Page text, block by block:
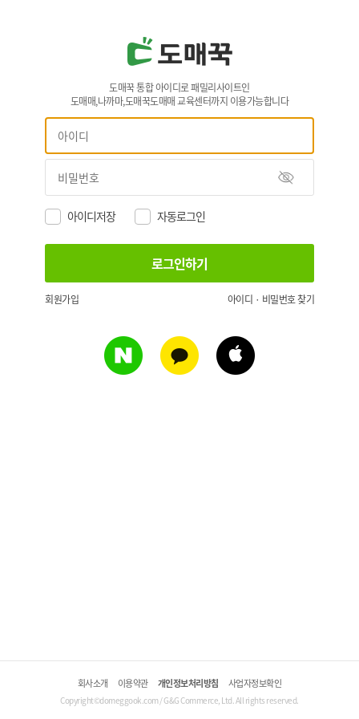
도매꾹 통합 아이디로 패밀리사이트인
도매매,나까마,도매꾹도매매 교육센터까지 이용가능합니다
아이디저장 자동로그인
회원가입 아이디 · 비밀번호 찾기
회사소개 이용약관 개인정보처리방침 사업자정보확인
Copyright©domeggook.com / G&G Commerce, Ltd. All rights reserved.